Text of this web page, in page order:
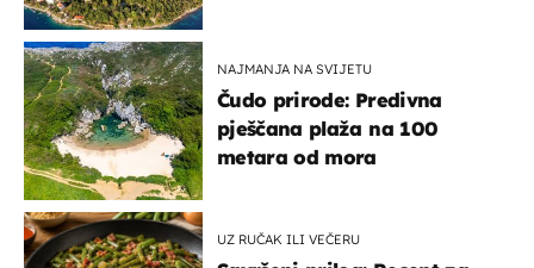
NAJMANJA NA SVIJETU
Čudo prirode: Predivna
pješčana plaža na 100
metara od mora
UZ RUČAK ILI VEČERU